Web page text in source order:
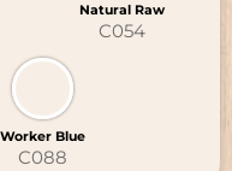
Natural Raw
C054
Worker Blue
C088